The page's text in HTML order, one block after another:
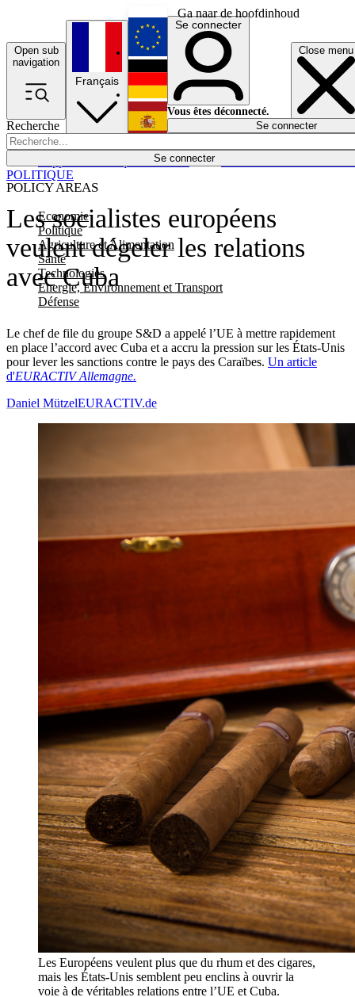
Ga naar de hoofdinhoud
Open sub
navigation
Close menu
Recherche
Se connecter
POLICY AREAS
Economie
Politique
Agriculture et Alimentation
Santé
Technologies
Energie, Environnement et Transport
Défense
Économie
Français
English
Deutsch
Español
Se connecter
Vous êtes déconnecté.
Se connecter
Les socialistes européens
veulent dégeler les relations
avec Cuba
Le chef de file du groupe S&D a appelé l’UE à mettre rapidement
en place l’accord avec Cuba et a accru la pression sur les États-Unis
pour lever les sanctions contre le pays des Caraïbes. Un article
d'EURACTIV Allemagne.
POLITIQUE
Daniel MützelEURACTIV.de
Les Européens veulent plus que du rhum et des cigares,
mais les États-Unis semblent peu enclins à ouvrir la
voie à de véritables relations entre l’UE et Cuba.